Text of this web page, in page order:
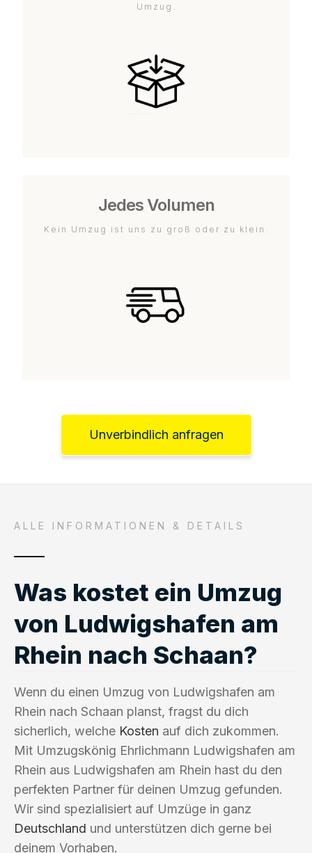
Umzug.
Jedes Volumen
Kein Umzug ist uns zu groß oder zu klein.
Unverbindlich anfragen
ALLE INFORMATIONEN & DETAILS
Was kostet ein Umzug
von Ludwigshafen am
Rhein nach Schaan?
Wenn du einen Umzug von Ludwigshafen am
Rhein nach Schaan planst, fragst du dich
sicherlich, welche Kosten auf dich zukommen.
Mit Umzugskönig Ehrlichmann Ludwigshafen am
Rhein aus Ludwigshafen am Rhein hast du den
perfekten Partner für deinen Umzug gefunden.
Wir sind spezialisiert auf Umzüge in ganz
Deutschland und unterstützen dich gerne bei
deinem Vorhaben.